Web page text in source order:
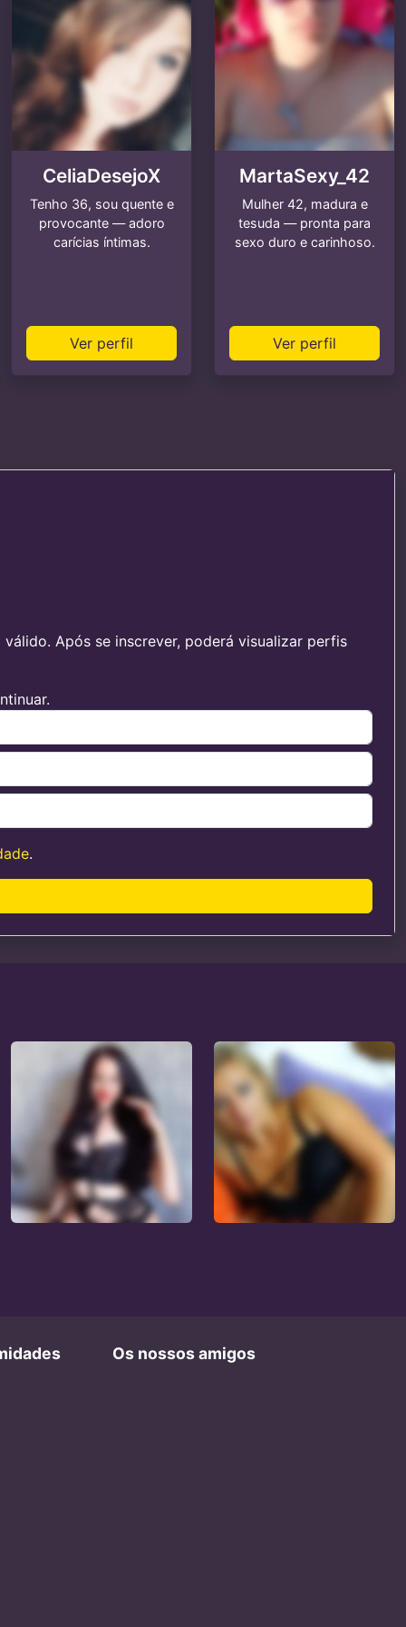
CeliaDesejoX
Tenho 36, sou quente e
provocante — adoro
carícias íntimas.
Ver perfil
MartaSexy_42
Mulher 42, madura e
tesuda — pronta para
sexo duro e carinhoso.
Ver perfil
Após se inscrever, poderá visualizar perfis
.
Os nossos amigos